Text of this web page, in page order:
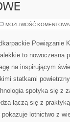
MOŻLIWOŚĆ
Powiązanie
to nowoczesna
na inspirującym
statkami
spotyka się z
łączą się z
lotnictwo z